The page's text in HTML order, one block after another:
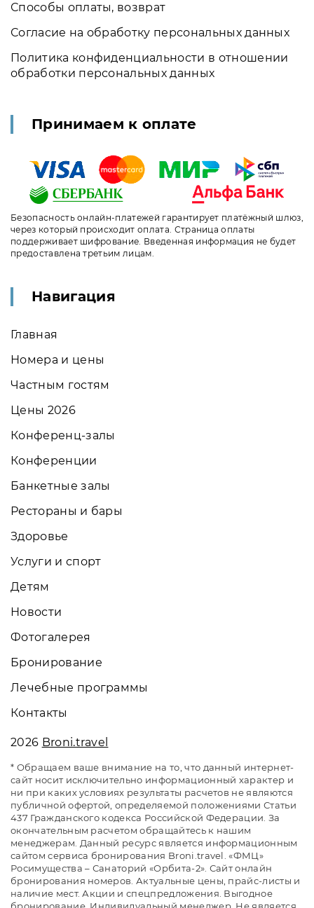
Способы оплаты, возврат
Согласие на обработку персональных данных
Политика конфиденциальности в отношении
обработки персональных данных
Принимаем к оплате
Безопасность онлайн-платежей гарантирует платёжный шлюз,
через который происходит оплата. Страница оплаты
поддерживает шифрование. Введенная информация не будет
предоставлена третьим лицам.
Навигация
Главная
Номера и цены
Частным гостям
Цены 2026
Конференц-залы
Конференции
Банкетные залы
Рестораны и бары
Здоровье
Услуги и спорт
Детям
Новости
Фотогалерея
Бронирование
Лечебные программы
Контакты
2026 Broni.travel
* Обращаем ваше внимание на то, что данный интернет-
сайт носит исключительно информационный характер и
ни при каких условиях результаты расчетов не являются
публичной офертой, определяемой положениями Статьи
437 Гражданского кодекса Российской Федерации. За
окончательным расчетом обращайтесь к нашим
менеджерам. Данный ресурс является информационным
сайтом сервиса бронирования Broni.travel. «ФМЦ»
Росимущества – Санаторий «Орбита-2». Сайт онлайн
бронирования номеров. Актуальные цены, прайс-листы и
наличие мест. Акции и спецпредложения. Выгодное
бронирование. Индивидуальный менеджер. Не является